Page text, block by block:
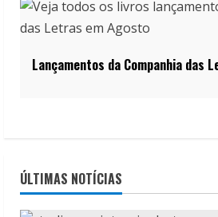
Lançamentos da Companhia das
ÚLTIMAS NOTÍCIAS